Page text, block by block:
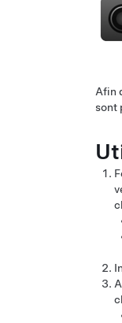
Afin
sont